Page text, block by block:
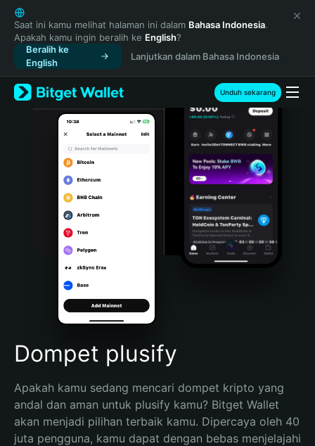
English
日本語
Tiếng Việt
Русский
Español (Latinoamérica)
Türkçe
Italiano
Português (Portugal)
Bahasa Indonesia
Português (Brasil)
Español (Argentina)
Saat ini kamu melihat halaman ini dalam Bahasa Indonesia.
Apakah kamu ingin beralih ke English?
Beralih ke
English
Lanjutkan dalam Bahasa Indonesia
Unduh sekarang
Dompet plusify
Apakah kamu sedang mencari dompet kripto yang
andal dan aman untuk plusify kamu? Bitget Wallet
akan menjadi pilihan terbaik kamu. Dipercaya oleh 40
juta pengguna, kamu dapat dengan bebas menjelajahi